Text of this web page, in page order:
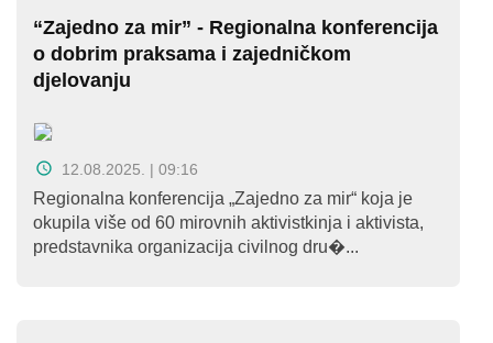
Aktuelnosti
Mir
sa
ženskim
licem
Sigurna
“Zajedno za mir” - Regionalna konferencija
o dobrim praksama i zajedničkom
djelovanju
12.08.2025. | 09:16
Regionalna konferencija „Zajedno za mir“ koja je
okupila više od 60 mirovnih aktivistkinja i aktivista,
predstavnika organizacija civilnog dru�...